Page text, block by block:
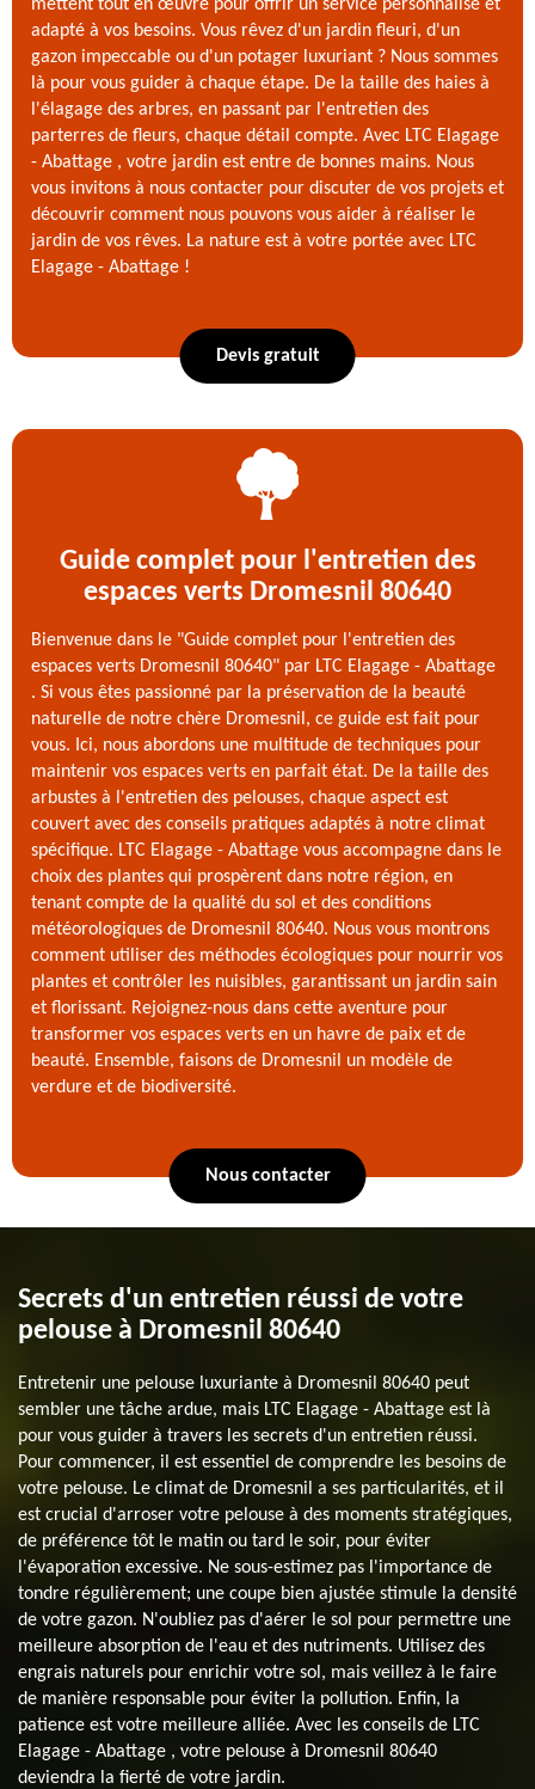
mettent tout en œuvre pour offrir un service personnalisé et
adapté à vos besoins. Vous rêvez d'un jardin fleuri, d'un
gazon impeccable ou d'un potager luxuriant ? Nous sommes
là pour vous guider à chaque étape. De la taille des haies à
l'élagage des arbres, en passant par l'entretien des
parterres de fleurs, chaque détail compte. Avec LTC Elagage
- Abattage , votre jardin est entre de bonnes mains. Nous
vous invitons à nous contacter pour discuter de vos projets et
découvrir comment nous pouvons vous aider à réaliser le
jardin de vos rêves. La nature est à votre portée avec LTC
Elagage - Abattage !
Devis gratuit
Guide complet pour l'entretien des
espaces verts Dromesnil 80640
Bienvenue dans le "Guide complet pour l'entretien des
espaces verts Dromesnil 80640" par LTC Elagage - Abattage
. Si vous êtes passionné par la préservation de la beauté
naturelle de notre chère Dromesnil, ce guide est fait pour
vous. Ici, nous abordons une multitude de techniques pour
maintenir vos espaces verts en parfait état. De la taille des
arbustes à l'entretien des pelouses, chaque aspect est
couvert avec des conseils pratiques adaptés à notre climat
spécifique. LTC Elagage - Abattage vous accompagne dans le
choix des plantes qui prospèrent dans notre région, en
tenant compte de la qualité du sol et des conditions
météorologiques de Dromesnil 80640. Nous vous montrons
comment utiliser des méthodes écologiques pour nourrir vos
plantes et contrôler les nuisibles, garantissant un jardin sain
et florissant. Rejoignez-nous dans cette aventure pour
transformer vos espaces verts en un havre de paix et de
beauté. Ensemble, faisons de Dromesnil un modèle de
verdure et de biodiversité.
Nous contacter
Secrets d'un entretien réussi de votre
pelouse à Dromesnil 80640
Entretenir une pelouse luxuriante à Dromesnil 80640 peut
sembler une tâche ardue, mais LTC Elagage - Abattage est là
pour vous guider à travers les secrets d'un entretien réussi.
Pour commencer, il est essentiel de comprendre les besoins de
votre pelouse. Le climat de Dromesnil a ses particularités, et il
est crucial d'arroser votre pelouse à des moments stratégiques,
de préférence tôt le matin ou tard le soir, pour éviter
l'évaporation excessive. Ne sous-estimez pas l'importance de
tondre régulièrement; une coupe bien ajustée stimule la densité
de votre gazon. N'oubliez pas d'aérer le sol pour permettre une
meilleure absorption de l'eau et des nutriments. Utilisez des
engrais naturels pour enrichir votre sol, mais veillez à le faire
de manière responsable pour éviter la pollution. Enfin, la
patience est votre meilleure alliée. Avec les conseils de LTC
Elagage - Abattage , votre pelouse à Dromesnil 80640
deviendra la fierté de votre jardin.